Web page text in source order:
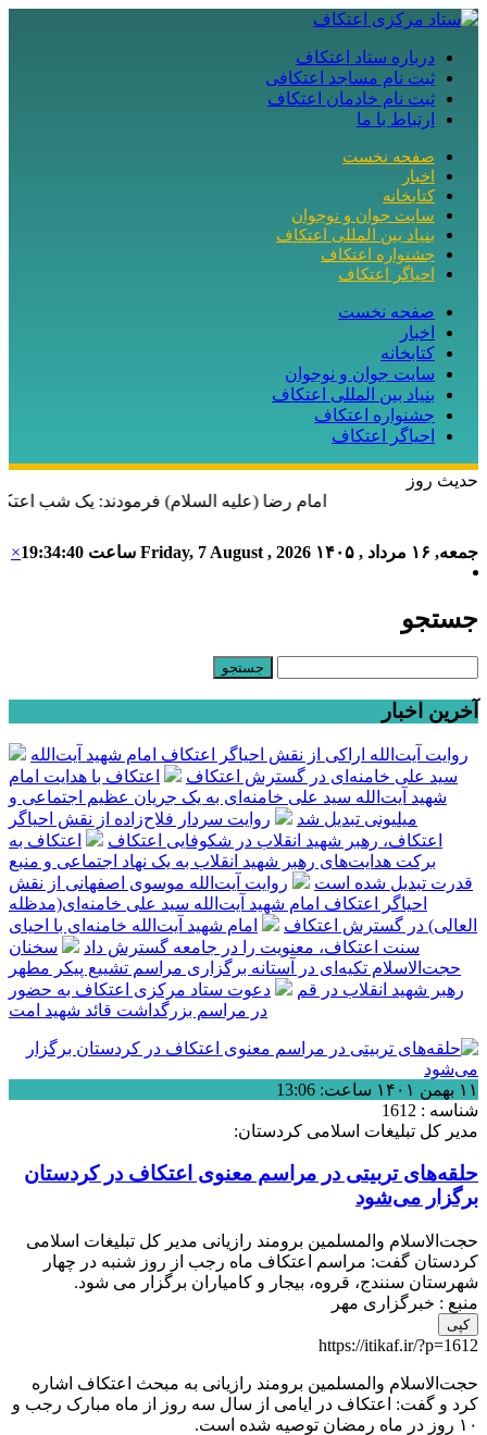
درباره ستاد اعتکاف
ثبت نام مساجد اعتکافی
ثبت نام خادمان اعتکاف
ارتباط با ما
صفحه نخست
اخبار
کتابخانه
سایت جوان و نوجوان
بنیاد بین المللی اعتکاف
جشنواره اعتکاف
احیاگر اعتکاف
صفحه نخست
اخبار
کتابخانه
سایت جوان و نوجوان
بنیاد بین المللی اعتکاف
جشنواره اعتکاف
احیاگر اعتکاف
حدیث روز
امام رضا (علیه السلام) فرمودند: یک شب
جمعه, ۱۶ مرداد , ۱۴۰۵ Friday, 7 August , 2026 ساعت 19:34:41
×
جستجو
آخرین اخبار
روایت آیت‌الله اراکی از نقش احیاگر اعتکاف امام شهید آیت‌الله
سید علی خامنه‌ای در گسترش اعتکاف
اعتکاف با هدایت امام
شهید آیت‌الله سید علی خامنه‌ای به یک جریان عظیم اجتماعی و
میلیونی تبدیل شد
روایت سردار فلاح‌زاده از نقش احیاگر
اعتکاف، رهبر شهید انقلاب در شکوفایی اعتکاف
اعتکاف به
برکت هدایت‌های رهبر شهید انقلاب به یک نهاد اجتماعی و منبع
قدرت تبدیل شده است
روایت آیت‌الله موسوی اصفهانی از نقش
احیاگر اعتکاف امام شهید آیت‌الله سید علی خامنه‌ای(مدظله
العالی) در گسترش اعتکاف
امام شهید آیت‌الله خامنه‌ای با احیای
سنت اعتکاف، معنویت را در جامعه گسترش داد
سخنان
حجت‌الاسلام تکیه‌ای در آستانه برگزاری مراسم تشییع پیکر مطهر
رهبر شهید انقلاب در قم
دعوت ستاد مرکزی اعتکاف به حضور
در مراسم بزرگداشت قائد شهید امت
۱۱ بهمن ۱۴۰۱ ساعت: 13:06
شناسه : 1612
مدیر کل تبلیغات اسلامی کردستان:
حلقه‌های تربیتی در مراسم معنوی اعتکاف در کردستان
برگزار می‌شود
حجت‌الاسلام والمسلمین برومند رازیانی مدیر کل تبلیغات اسلامی
کردستان گفت: مراسم اعتکاف ماه رجب از روز شنبه در چهار
شهرستان سنندج، قروه، بیجار و کامیاران برگزار می شود.
منبع : خبرگزاری مهر
کپی
https://itikaf.ir/?p=1612
حجت‌الاسلام والمسلمین برومند رازیانی به مبحث اعتکاف اشاره
کرد و گفت: اعتکاف در ایامی از سال سه روز از ماه مبارک رجب و
۱۰ روز در ماه رمضان توصیه شده است.